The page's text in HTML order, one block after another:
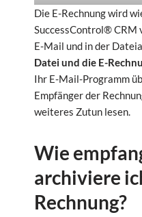
Die E-Rechnung wird
SuccessControl® CRM
E-Mail und in der
Datei und die E-
Ihr E-Mail-Programm
Empfänger der
weiteres Zutun lesen.
Wie
archiviere
Rechnung?